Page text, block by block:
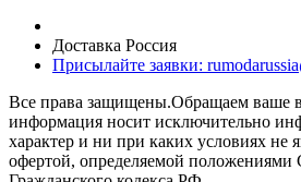
Доставка Россия
Присылайте заявки:
Все права защищены.Обращаем ваше
информация носит исключительно
характер и ни при каких условиях не
офертой, определяемой положениями